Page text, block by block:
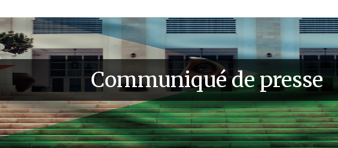
Communiqué de presse